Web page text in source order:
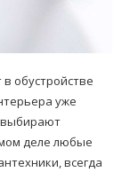
обустройстве
уже
выбирают
деле любые
всегда